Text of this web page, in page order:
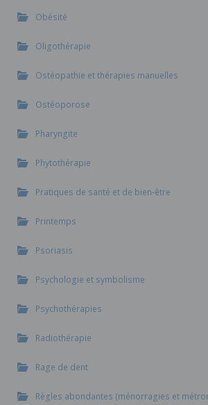
Obésité
Oligothérapie
Ostéopathie et thérapies manuelles
Ostéoporose
Pharyngite
Phytothérapie
Pratiques de santé et de bien-être
Printemps
Psoriasis
Psychologie et symbolisme
Psychothérapies
Radiothérapie
Rage de dent
Règles abondantes (ménorragies et